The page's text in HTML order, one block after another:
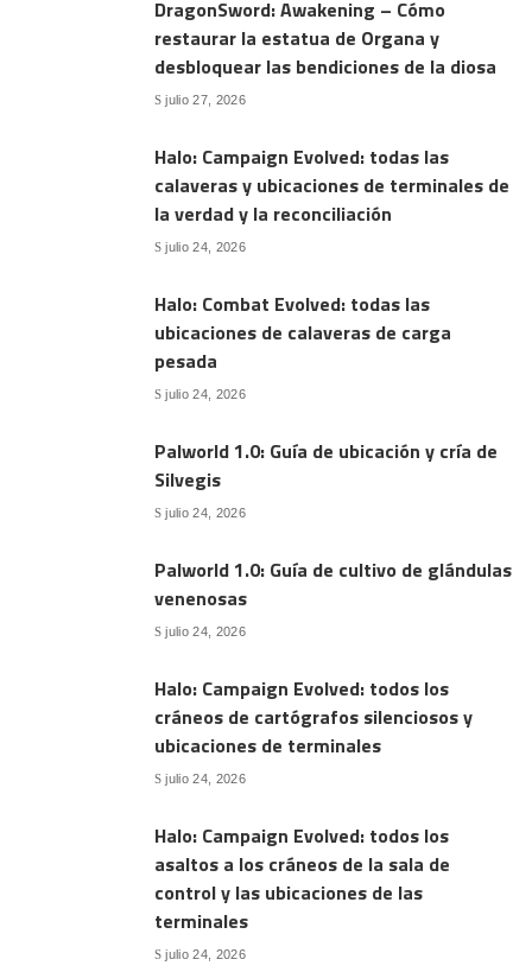
DragonSword: Awakening – Cómo
restaurar la estatua de Organa y
desbloquear las bendiciones de la diosa
julio 27, 2026
Halo: Campaign Evolved: todas las
calaveras y ubicaciones de terminales de
la verdad y la reconciliación
julio 24, 2026
Halo: Combat Evolved: todas las
ubicaciones de calaveras de carga
pesada
julio 24, 2026
Palworld 1.0: Guía de ubicación y cría de
Silvegis
julio 24, 2026
Palworld 1.0: Guía de cultivo de glándulas
venenosas
julio 24, 2026
Halo: Campaign Evolved: todos los
cráneos de cartógrafos silenciosos y
ubicaciones de terminales
julio 24, 2026
Halo: Campaign Evolved: todos los
asaltos a los cráneos de la sala de
control y las ubicaciones de las
terminales
julio 24, 2026